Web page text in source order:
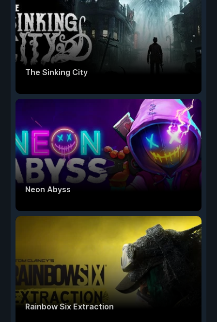
The Sinking City
Neon Abyss
Rainbow Six Extraction